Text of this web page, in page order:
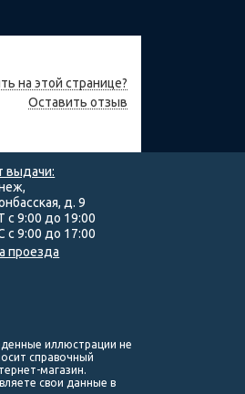
на этой странице?
Оставить отзыв
выдачи:
д. 9
с 9:00 до 19:00
с 9:00 до 17:00
проезда
иллюстрации не
справочный
магазин.
свои данные в